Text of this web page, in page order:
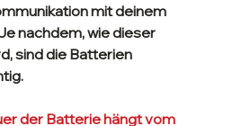
mit deinem
nachdem, wie dieser
sind die Batterien
der Batterie hängt vom